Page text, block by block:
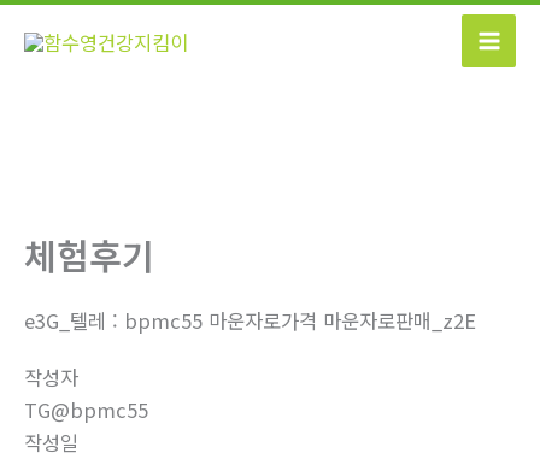
콘
체험후기
e3G_텔레 : bpmc55 마운자로가격 마운자로판매_z2E
작성자
TG@bpmc55
작성일